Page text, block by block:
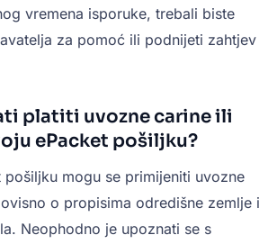
vremena isporuke, trebali biste
za pomoć ili podnijeti zahtjev
platiti uvozne carine ili
ePacket pošiljku?
pošiljku mogu se primijeniti uvozne
o propisima odredišne zemlje i
Neophodno je upoznati se s